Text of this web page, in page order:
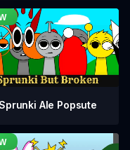
Ale Popsute